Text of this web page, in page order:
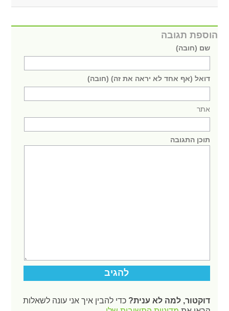
הוספת תגובה
שם (חובה)
דואל (אף אחד לא יראה את זה) (חובה)
אתר
תוכן התגובה
דוקטור, למה לא ענית? כדי להבין איך אני עונה לשאלות